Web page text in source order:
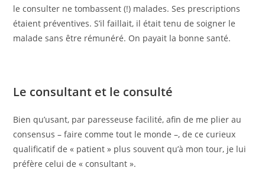
le consulter ne tombassent (!) malades. Ses prescriptions
étaient préventives. S’il faillait, il était tenu de soigner le
malade sans être rémunéré. On payait la bonne santé.
Le consultant et le consulté
Bien qu’usant, par paresseuse facilité, afin de me plier au
consensus – faire comme tout le monde –, de ce curieux
qualificatif de « patient » plus souvent qu’à mon tour, je lui
préfère celui de « consultant ».